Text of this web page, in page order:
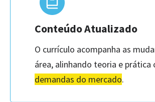
Conteúdo Atualizado
O currículo acompanha as
área, alinhando teoria e prática
demandas do mercado.